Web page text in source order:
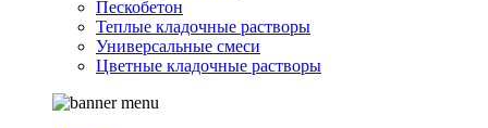
Пескобетон
Теплые кладочные растворы
Универсальные смеси
Цветные кладочные растворы